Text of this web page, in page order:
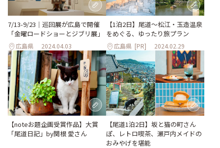
7/13-9/23｜巡回展が広島で開催
「金曜ロードショーとジブリ展」
広島県 2024.04.03
【1泊2日】尾道～松江・玉造温泉
をめぐる、ゆったり旅プラン
広島県 [PR] 2024.02.29
【noteお題企画受賞作品】大賞
「尾道日記」by関根 愛さん
【尾道1泊2日】坂と猫の町さん
ぽ、レトロ喫茶、瀬戸内メイドの
おみやげを堪能